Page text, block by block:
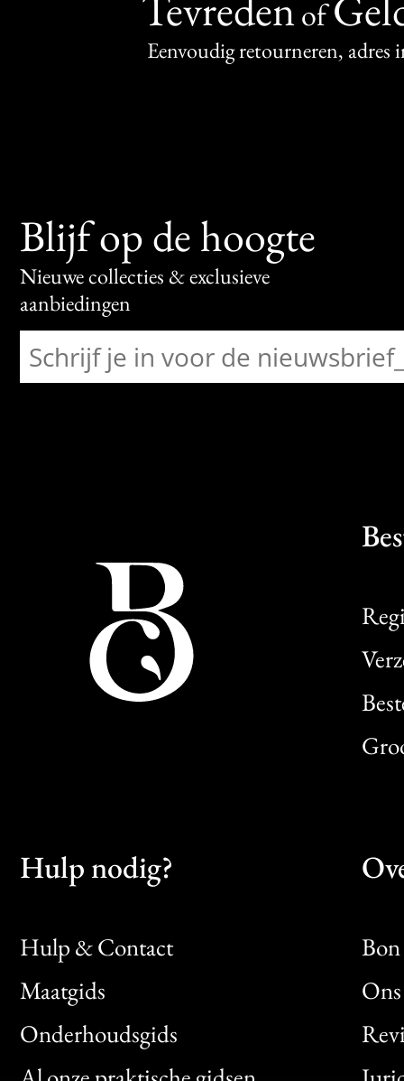
of
Eenvoudig retourneren, adres
Blijf op de hoogte
Nieuwe collecties & exclusieve
aanbiedingen
Hulp nodig?
Hulp & Contact
Maatgids
Onderhoudsgids
Bon